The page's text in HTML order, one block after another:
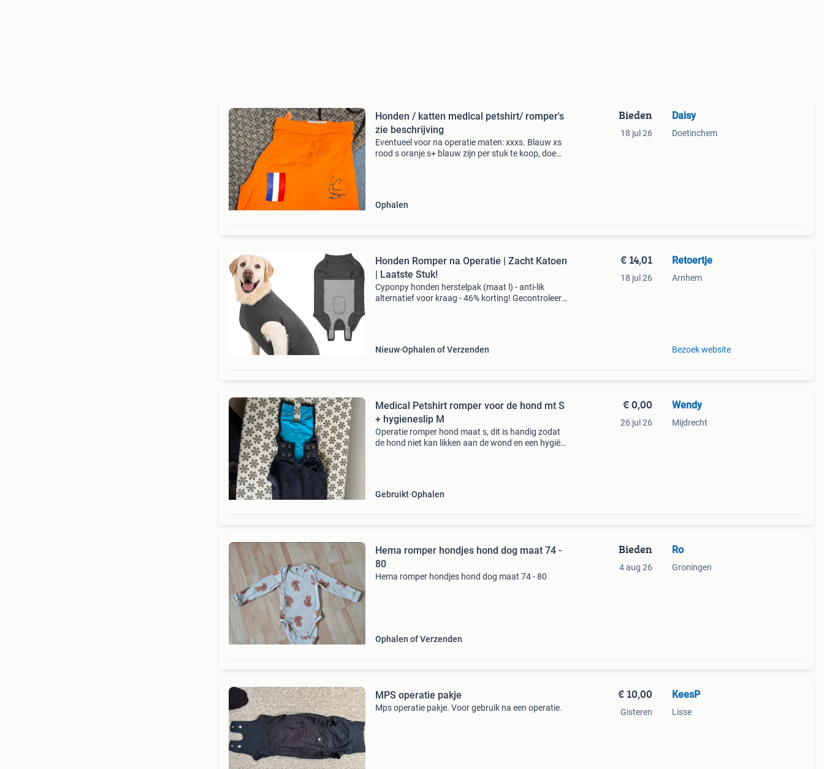
Honden / katten medical petshirt/ romper's
zie beschrijving
Eventueel voor na operatie maten: xxxs. Blauw xs
rood s oranje s+ blauw zijn per stuk te koop, doe
Ophalen
Bieden
18 jul 26
Daisy
Doetinchem
Honden Romper na Operatie | Zacht Katoen
| Laatste Stuk!
Cyponpy honden herstelpak (maat l) - anti-lik
alternatief voor kraag - 46% korting! Gecontroleerd
Nieuw Ophalen of Verzenden
€ 14,01
18 jul 26
Retoertje
Arnhem
Bezoek website
Medical Petshirt romper voor de hond mt S
+ hygieneslip M
Operatie romper hond maat s, dit is handig zodat
de hond niet kan likken aan de wond en een hygiëne
Gebruikt Ophalen
€ 0,00
26 jul 26
Wendy
Mijdrecht
Hema romper hondjes hond dog maat 74 -
80
Hema romper hondjes hond dog maat 74 - 80
Ophalen of Verzenden
Bieden
4 aug 26
Ro
Groningen
MPS operatie pakje
Mps operatie pakje. Voor gebruik na een operatie.
€ 10,00
Gisteren
KeesP
Lisse